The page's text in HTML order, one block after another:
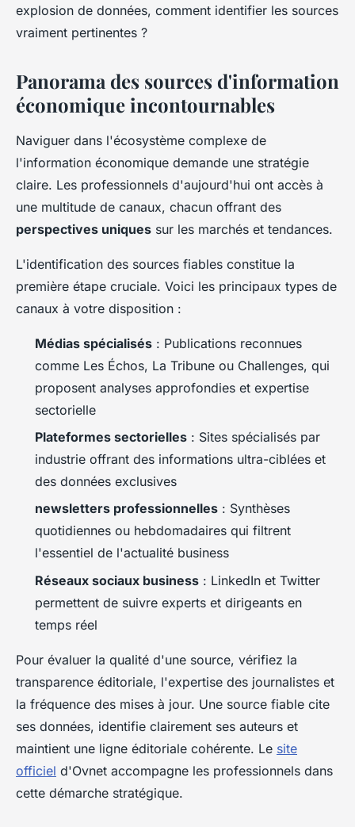
explosion de données, comment identifier les sources
vraiment pertinentes ?
Panorama des sources d'information
économique incontournables
Naviguer dans l'écosystème complexe de
l'information économique demande une stratégie
claire. Les professionnels d'aujourd'hui ont accès à
une multitude de canaux, chacun offrant des
perspectives uniques sur les marchés et tendances.
L'identification des sources fiables constitue la
première étape cruciale. Voici les principaux types de
canaux à votre disposition :
Médias spécialisés : Publications reconnues
comme Les Échos, La Tribune ou Challenges, qui
proposent analyses approfondies et expertise
sectorielle
Plateformes sectorielles : Sites spécialisés par
industrie offrant des informations ultra-ciblées et
des données exclusives
newsletters professionnelles : Synthèses
quotidiennes ou hebdomadaires qui filtrent
l'essentiel de l'actualité business
Réseaux sociaux business : LinkedIn et Twitter
permettent de suivre experts et dirigeants en
temps réel
Pour évaluer la qualité d'une source, vérifiez la
transparence éditoriale, l'expertise des journalistes et
la fréquence des mises à jour. Une source fiable cite
ses données, identifie clairement ses auteurs et
maintient une ligne éditoriale cohérente. Le site
officiel d'Ovnet accompagne les professionnels dans
cette démarche stratégique.